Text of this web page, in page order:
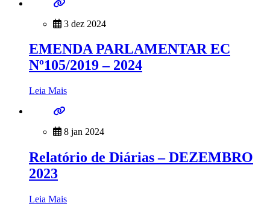
3 dez 2024
EMENDA PARLAMENTAR EC
Nº105/2019 – 2024
Leia Mais
8 jan 2024
Relatório de Diárias – DEZEMBRO
2023
Leia Mais